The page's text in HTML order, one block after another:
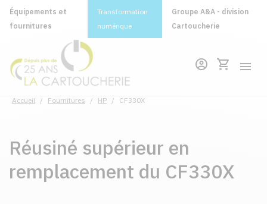
Équipements et
fournitures
Transformation
numérique
Groupe A&A - division
Cartoucherie
Accueil / Fournitures / HP / CF330X
Réusiné supérieur en
remplacement du CF330X